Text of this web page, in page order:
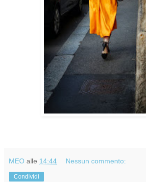
MEO alle 14:44 Nessun commento:
Condividi